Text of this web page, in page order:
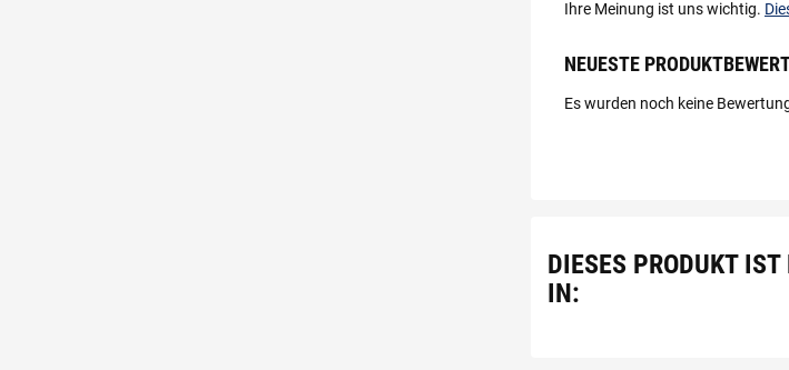
Ihre Meinung ist uns wichtig.
NEUESTE
Es wurden noch keine
DIESES PRODUKT
IN: